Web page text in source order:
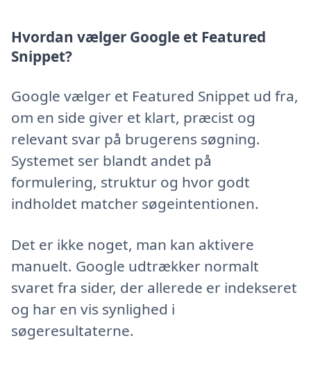
Hvordan vælger Google et Featured
Snippet?
Google vælger et Featured Snippet ud fra,
om en side giver et klart, præcist og
relevant svar på brugerens søgning.
Systemet ser blandt andet på
formulering, struktur og hvor godt
indholdet matcher søgeintentionen.
Det er ikke noget, man kan aktivere
manuelt. Google udtrækker normalt
svaret fra sider, der allerede er indekseret
og har en vis synlighed i
søgeresultaterne.